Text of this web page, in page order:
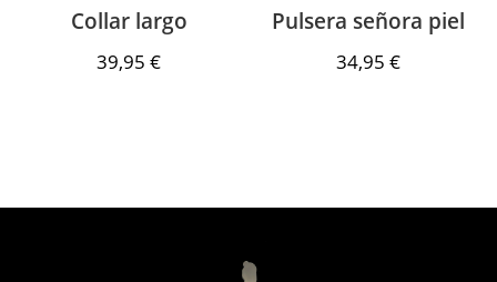
Collar largo
39,95€
Pulsera señora piel
34,95 €